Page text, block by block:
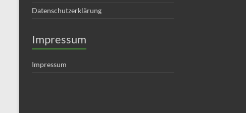
Datenschutzerklärung
Impressum
Impressum